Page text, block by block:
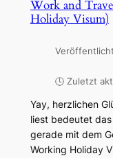
Work and
Holiday Visum)
🕓 Zuletzt
Yay, herzlichen
liest bedeutet
gerade mit dem
Working Holiday